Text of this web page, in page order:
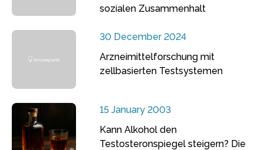
sozialen Zusammenhalt
30 December 2024
Arzneimittelforschung mit
zellbasierten Testsystemen
15 January 2003
Kann Alkohol den
Testosteronspiegel steigern? Die